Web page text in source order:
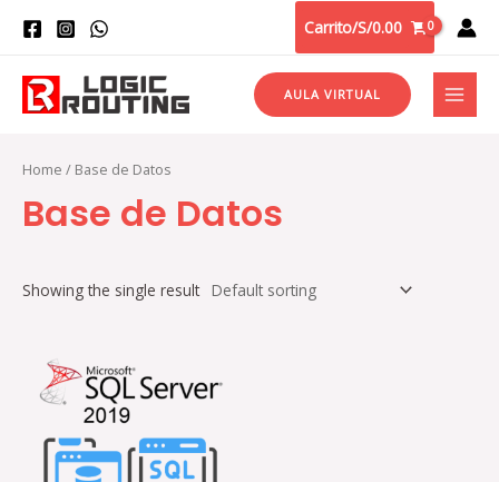
Carrito/S/0.00
AULA VIRTUAL
Home / Base de Datos
Base de Datos
Showing the single result